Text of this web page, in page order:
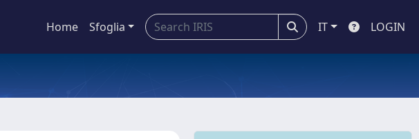
Home Sfoglia IT LOGIN